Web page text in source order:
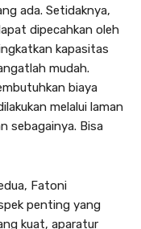
ada. Setidaknya,
dipecahkan oleh
kapasitas
mudah.
biaya
melalui laman
sebagainya. Bisa
Fatoni
penting yang
kuat, aparatur